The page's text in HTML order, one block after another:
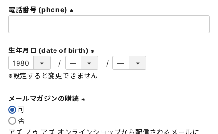
電話番号 (phone)
必
須
)
生年月日 (date of birth)
(
必
※設定すると変更できません
メールマガジンの購読
可
否
アズ ノゥ アズ オンラインショップから配信されるメールに